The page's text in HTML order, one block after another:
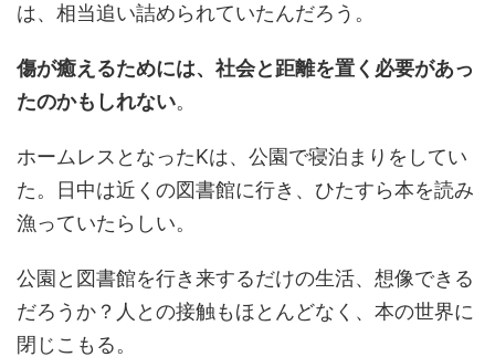
は、相当追い詰められていたんだろう。
傷が癒えるためには、社会と距離を置く必要があっ
たのかもしれない。
ホームレスとなったKは、公園で寝泊まりをしてい
た。日中は近くの図書館に行き、ひたすら本を読み
漁っていたらしい。
公園と図書館を行き来するだけの生活、想像できる
だろうか？人との接触もほとんどなく、本の世界に
閉じこもる。